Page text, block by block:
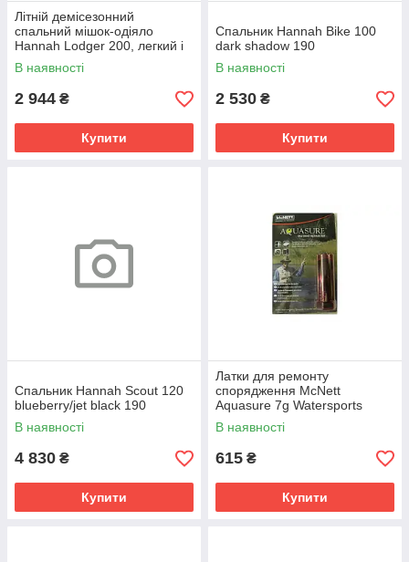
Літній демісезонний
спальний мішок-одіяло
Hannah Lodger 200, легкий і
міцний, сірий
В наявності
2 944 ₴
Купити
Спальник Hannah Bike 100
dark shadow 190
В наявності
2 530 ₴
Купити
Спальник Hannah Scout 120
blueberry/jet black 190
В наявності
4 830 ₴
Купити
Латки для ремонту
спорядження McNett
Aquasure 7g Watersports
Repair Kit with 2 Black patches
2022
В наявності
615 ₴
Купити